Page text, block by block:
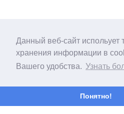
Данный веб-сайт испольует
хранения информации в
Вашего удобства. Узнать
Понятно!